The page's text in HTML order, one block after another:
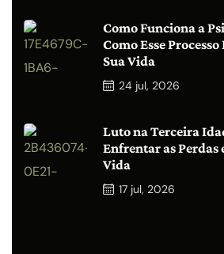
Como Funciona a
Como Esse
Sua Vida
24 jul, 2026
Luto na Terceira
Enfrentar as Perdas
Vida
17 jul, 2026